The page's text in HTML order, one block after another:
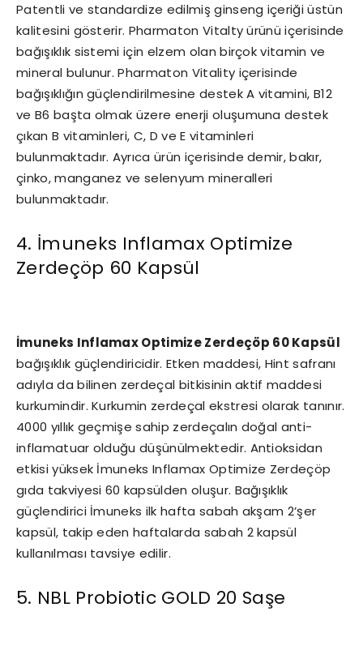
Patentli ve standardize edilmiş ginseng içeriği üstün
kalitesini gösterir. Pharmaton Vitalty ürünü içerisinde
bağışıklık sistemi için elzem olan birçok vitamin ve
mineral bulunur. Pharmaton Vitality içerisinde
bağışıklığın güçlendirilmesine destek A vitamini, B12
ve B6 başta olmak üzere enerji oluşumuna destek
çıkan B vitaminleri, C, D ve E vitaminleri
bulunmaktadır. Ayrıca ürün içerisinde demir, bakır,
çinko, manganez ve selenyum mineralleri
bulunmaktadır.
4. İmuneks Inflamax Optimize
Zerdeçöp 60 Kapsül
İmuneks Inflamax Optimize Zerdeçöp 60 Kapsül
bağışıklık güçlendiricidir. Etken maddesi, Hint safranı
adıyla da bilinen zerdeçal bitkisinin aktif maddesi
kurkumindir. Kurkumin zerdeçal ekstresi olarak tanınır.
4000 yıllık geçmişe sahip zerdeçalın doğal anti-
inflamatuar olduğu düşünülmektedir. Antioksidan
etkisi yüksek İmuneks Inflamax Optimize Zerdeçöp
gıda takviyesi 60 kapsülden oluşur. Bağışıklık
güçlendirici İmuneks ilk hafta sabah akşam 2’şer
kapsül, takip eden haftalarda sabah 2 kapsül
kullanılması tavsiye edilir.
5. NBL Probiotic GOLD 20 Saşe